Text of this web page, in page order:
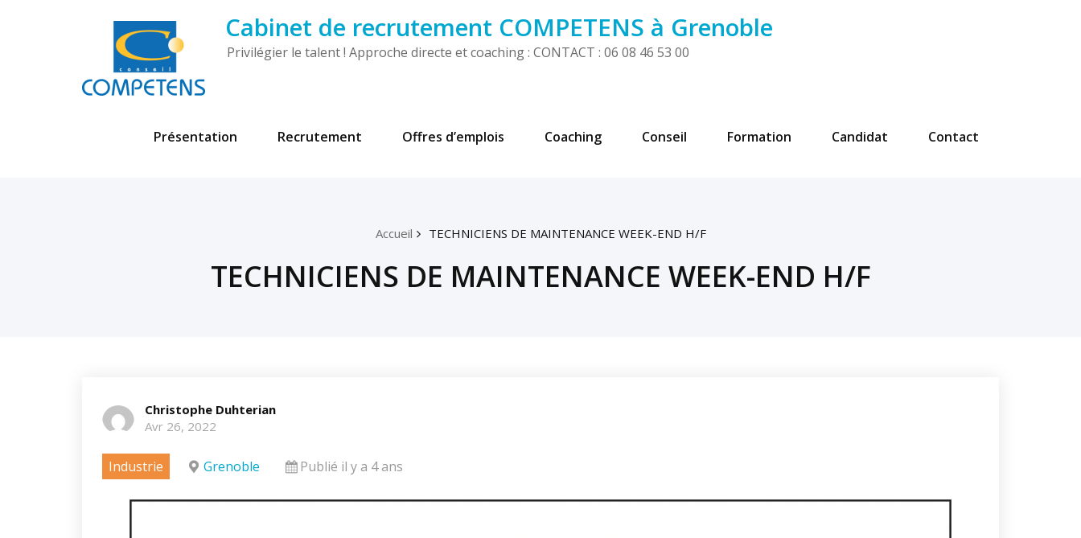
Cabinet de recrutement COMPETENS à Grenoble
Privilégier le talent ! Approche directe et coaching : CONTACT : 06 08 46 53 00
Présentation Recrutement Offres d’emplois Coaching Conseil Formation Candidat Contact
Accueil TECHNICIENS DE MAINTENANCE WEEK-END H/F
TECHNICIENS DE MAINTENANCE WEEK-END H/F
Christophe Duhterian
Avr 26, 2022
Industrie Grenoble Publié il y a 4 ans